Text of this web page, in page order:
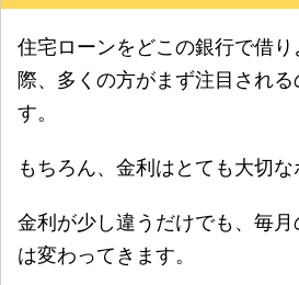
住宅ローンをどこの銀行で借
際、多くの方がまず注目され
す。
もちろん、金利はとても大切な
金利が少し違うだけでも、毎
は変わってきます。